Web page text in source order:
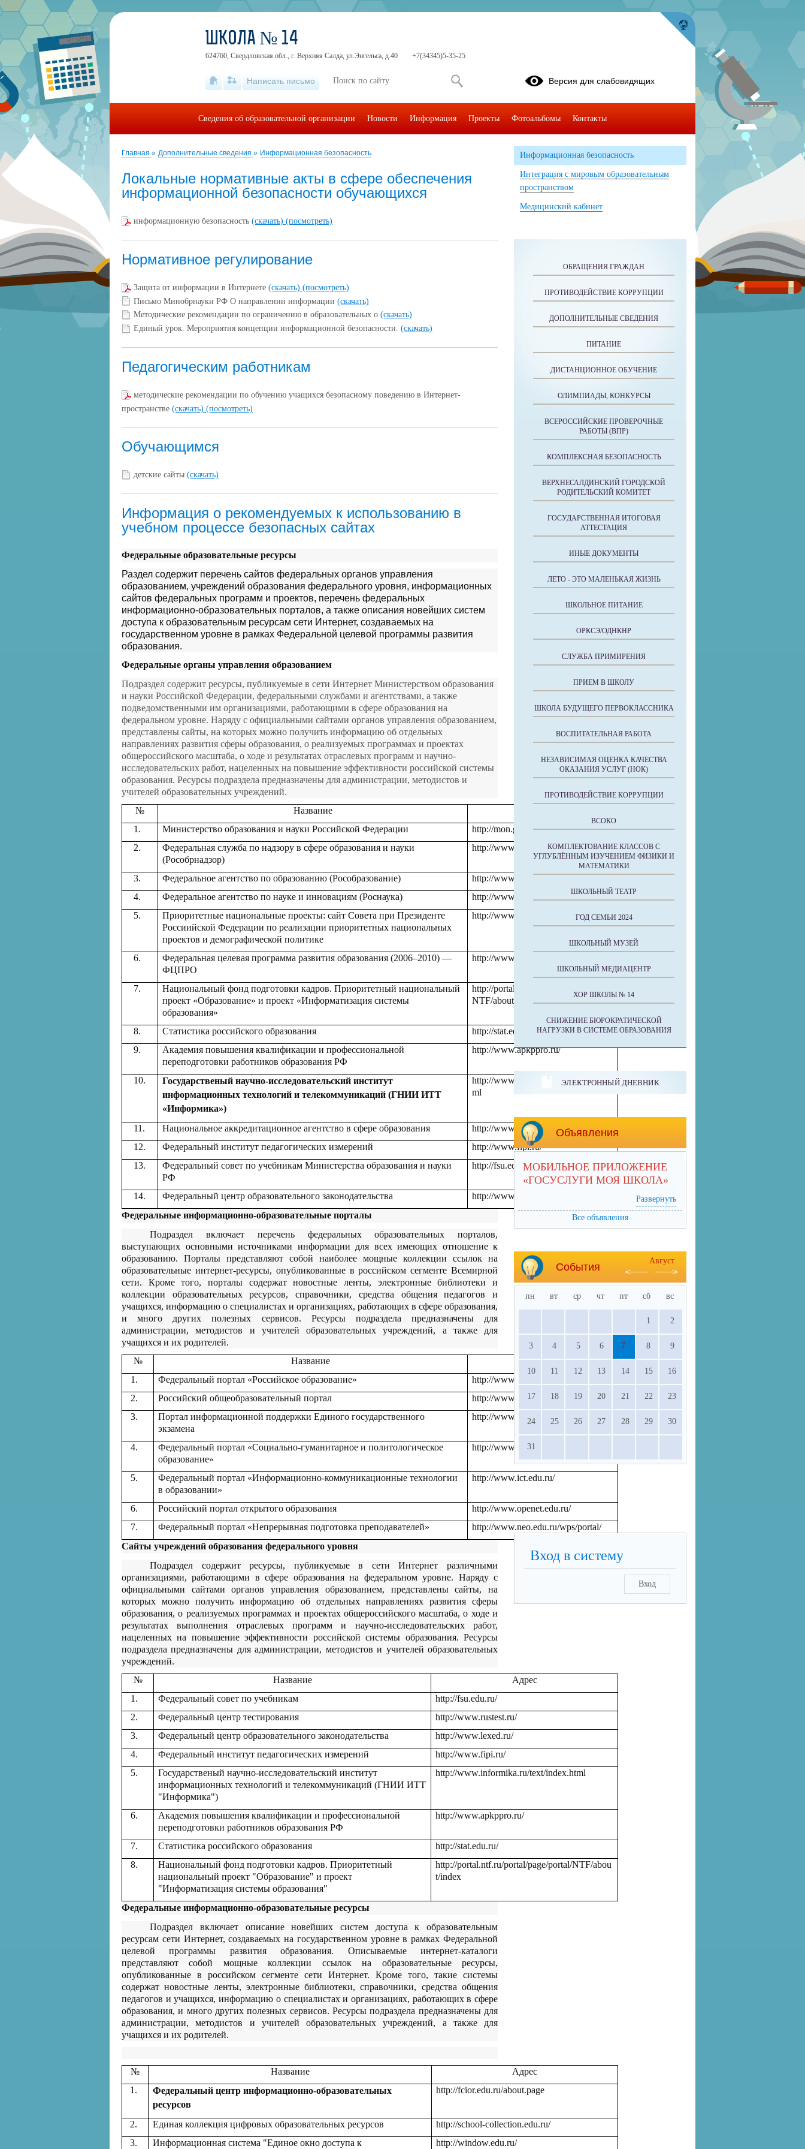
Главная » Дополнительные сведения » Информационная безопасность
Локальные нормативные акты в сфере обеспечения
информационной безопасности обучающихся
информационную безопасность (скачать) (посмотреть)
Нормативное регулирование
Защита от информации в Интернете (скачать) (посмотреть)
Письмо Минобрнауки РФ О направлении информации (скачать)
Методические рекомендации по ограничению в образовательных о (скачать)
Единый урок. Мероприятия концепции информационной безопасности. (скачать)
Педагогическим работникам
методические рекомендации по обучению учащихся безопасному поведению в Интернет-
пространстве (скачать) (посмотреть)
Обучающимся
детские сайты (скачать)
Информация о рекомендуемых к использованию в
учебном процессе безопасных сайтах
Федеральные образовательные ресурсы
Раздел содержит перечень сайтов федеральных органов управления
образованием, учреждений образования федерального уровня, информационных
сайтов федеральных программ и проектов, перечень федеральных
информационно-образовательных порталов, а также описания новейших систем
доступа к образовательным ресурсам сети Интернет, создаваемых на
государственном уровне в рамках Федеральной целевой программы развития
образования.
Федеральные органы управления образованием
Подраздел содержит ресурсы, публикуемые в сети Интернет Министерством образования
и науки Российской Федерации, федеральными службами и агентствами, а также
подведомственными им организациями, работающими в сфере образования на
федеральном уровне. Наряду с официальными сайтами органов управления образованием,
представлены сайты, на которых можно получить информацию об отдельных
направлениях развития сферы образования, о реализуемых программах и проектах
общероссийского масштаба, о ходе и результатах отраслевых программ и научно-
исследовательских работ, нацеленных на повышение эффективности российской системы
образования. Ресурсы подраздела предназначены для администрации, методистов и
учителей образовательных учреждений.
№
Название
1.
Министерство образования и науки Российской Федерации
http://mon.gov.ru/
2.
Федеральная служба по надзору в сфере образования и науки
(Рособрнадзор)
http://www.obrnadzor.gov.ru/
3. Федеральное агентство по образованию (Рособразование)
http://www.ed.gov.ru/
4.
Федеральное агентство по науке и инновациям (Роснаука)
http://www.fasi.gov.ru/
5.
Приоритетные национальные проекты: сайт Совета при Президенте
Россиийской Федерации по реализации приоритетных национальных
проектов и демографической политике
http://www.rost.ru/
6.
Федеральная целевая программа развития образования (2006–2010) —
ФЦПРО
http://www.fcpro.ru/
7.
Национальный фонд подготовки кадров. Приоритетный национальный
проект «Образование» и проект «Информатизация системы
образования»
http://portal.ntf.ru/portal/page/portal/
NTF/about/index
8. Статистика российского образования
http://stat.edu.ru/
9.
Академия повышения квалификации и профессиональной
переподготовки работников образования РФ
http://www.apkppro.ru/
10.
Государственый научно-исследовательский институт
информационных технологий и телекоммуникаций (ГНИИ ИТТ
«Информика»)
http://www.informika.ru/text/index.ht
ml
11. Национальное аккредитационное агентство в сфере образования
http://www.nica.ru/
12.
Федеральный институт педагогических измерений
http://www.fipi.ru/
13.
Федеральный совет по учебникам Министерства образования и науки
РФ
http://fsu.edu.ru/p1.html
14. Федеральный центр образовательного законодательства
http://www.lexed.ru/
Федеральные информационно-образовательные порталы
Подраздел включает перечень федеральных образовательных порталов,
выступающих основными источниками информации для всех имеющих отношение к
образованию. Порталы представляют собой наиболее мощные коллекции ссылок на
образовательные интернет-ресурсы, опубликованные в российском сегменте Всемирной
сети. Кроме того, порталы содержат новостные ленты, электронные библиотеки и
коллекции образовательных ресурсов, справочники, средства общения педагогов и
учащихся, информацию о специалистах и организациях, работающих в сфере образования,
и много других полезных сервисов. Ресурсы подраздела предназначены для
администрации, методистов и учителей образовательных учреждений, а также для
учащихся и их родителей.
№
Название
Адрес
1.
Федеральный портал «Российское образование»
http://www.edu.ru/
2.
Российский общеобразовательный портал
http://www.school.edu.ru/
3.
Портал информационной поддержки Единого государственного
экзамена
http://www.ege.edu.ru/
4.
Федеральный портал «Социально-гуманитарное и политологическое
образование»
http://www.humanities.edu.ru/
5.
Федеральный портал «Информационно-коммуникационные технологии
в образовании»
http://www.ict.edu.ru/
6. Российский портал открытого образования
http://www.openet.edu.ru/
7.
Федеральный портал «Непрерывная подготовка преподавателей»
http://www.neo.edu.ru/wps/portal/
Сайты учреждений образования федерального уровня
Подраздел содержит ресурсы, публикуемыев сети Интернет различными
организациями, работающими в сфере образования на федеральном уровне. Наряду с
официальными сайтами органов управления образованием, представлены сайты, на
которых можно получить информацию об отдельных направлениях развития сферы
образования, о реализуемых программах и проектах общероссийского масштаба, о ходе и
результатах выполнения отраслевых программ и научно-исследовательских работ,
нацеленных на повышение эффективности российской системы образования. Ресурсы
подраздела предназначены для администрации, методистов и учителей образовательных
учреждений.
№
Название
Адрес
1.
Федеральный совет по учебникам
http://fsu.edu.ru/
2.
Федеральный центр тестирования
http://www.rustest.ru/
3.
Федеральный центр образовательного законодательства
http://www.lexed.ru/
4.
Федеральный институт педагогических измерений
http://www.fipi.ru/
5.
Государственый научно-исследовательский институт
информационных технологий и телекоммуникаций (ГНИИ ИТТ
"Информика")
http://www.informika.ru/text/index.html
6.
Академия повышения квалификации и профессиональной
переподготовки работников образования РФ
http://www.apkppro.ru/
7. Статистика российского образования
http://stat.edu.ru/
8.
Национальный фонд подготовки кадров. Приоритетный
национальный проект "Образование" и проект
"Информатизация системы образования"
http://portal.ntf.ru/portal/page/portal/NTF/abou
t/index
Федеральные информационно-образовательные ресурсы
Подраздел включает описание новейших систем доступа к образовательным
ресурсам сети Интернет, создаваемых на государственном уровне в рамках Федеральной
целевой программы развития образования. Описываемые интернет-каталоги
представляют собой мощные коллекции ссылок на образовательные ресурсы,
опубликованные в российском сегменте сети Интернет. Кроме того, такие системы
содержат новостные ленты, электронные библиотеки, справочники, средства общения
педагогов и учащихся, информацию о специалистах и организациях, работающих в сфере
образования, и много других полезных сервисов. Ресурсы подраздела предназначены для
администрации, методистов и учителей образовательных учреждений, а также для
учащихся и их родителей.
№ Название
Адрес
1.
Федеральный центр информационно-образовательных
ресурсов
http://fcior.edu.ru/about.page
2. Единая коллекция цифровых образовательных ресурсов
http://school-collection.edu.ru/
3.
Информационная система "Единое окно доступа к http://window.edu.ru/
Информационная безопасность
Интеграция с мировым образовательным
пространством
Медицинский кабинет
ОБРАЩЕНИЯ ГРАЖДАН
ПРОТИВОДЕЙСТВИЕ КОРРУПЦИИ
ДОПОЛНИТЕЛЬНЫЕ СВЕДЕНИЯ
ПИТАНИЕ
ДИСТАНЦИОННОЕ ОБУЧЕНИЕ
ОЛИМПИАДЫ, КОНКУРСЫ
ВСЕРОССИЙСКИЕ ПРОВЕРОЧНЫЕ
РАБОТЫ (ВПР)
КОМПЛЕКСНАЯ БЕЗОПАСНОСТЬ
ВЕРХНЕСАЛДИНСКИЙ ГОРОДСКОЙ
РОДИТЕЛЬСКИЙ КОМИТЕТ
ГОСУДАРСТВЕННАЯ ИТОГОВАЯ
АТТЕСТАЦИЯ
ИНЫЕ ДОКУМЕНТЫ
ЛЕТО - ЭТО МАЛЕНЬКАЯ ЖИЗНЬ
ШКОЛЬНОЕ ПИТАНИЕ
ОРКСЭ/ОДНКНР
СЛУЖБА ПРИМИРЕНИЯ
ПРИЕМ В ШКОЛУ
ШКОЛА БУДУЩЕГО ПЕРВОКЛАССНИКА
ВОСПИТАТЕЛЬНАЯ РАБОТА
НЕЗАВИСИМАЯ ОЦЕНКА КАЧЕСТВА
ОКАЗАНИЯ УСЛУГ (НОК)
ПРОТИВОДЕЙСТВИЕ КОРРУПЦИИ
ВСОКО
КОМПЛЕКТОВАНИЕ КЛАССОВ С
УГЛУБЛЁННЫМ ИЗУЧЕНИЕМ ФИЗИКИ И
МАТЕМАТИКИ
ШКОЛЬНЫЙ ТЕАТР
ГОД СЕМЬИ 2024
ШКОЛЬНЫЙ МУЗЕЙ
ШКОЛЬНЫЙ МЕДИАЦЕНТР
ХОР ШКОЛЫ № 14
СНИЖЕНИЕ БЮРОКРАТИЧЕСКОЙ
НАГРУЗКИ В СИСТЕМЕ ОБРАЗОВАНИЯ
ЭЛЕКТРОННЫЙ ДНЕВНИК
Объявления
МОБИЛЬНОЕ ПРИЛОЖЕНИЕ
«ГОСУСЛУГИ МОЯ ШКОЛА»
Развернуть
Все объявления
События
Август
пн вт ср чт пт сб вс
1 2
3 4 5 6 7 8 9
10 11 12 13 14 15 16
17 18 19 20 21 22 23
24 25 26 27 28 29 30
31
Вход в систему
Вход
ШКОЛА № 14
624760, Свердловская обл., г. Верхняя Салда, ул.Энгельса, д.40 +7(34345)5-35-25
Написать письмо Версия для слабовидящих
Сведения об образовательной организации Новости Информация Проекты Фотоальбомы Контакты